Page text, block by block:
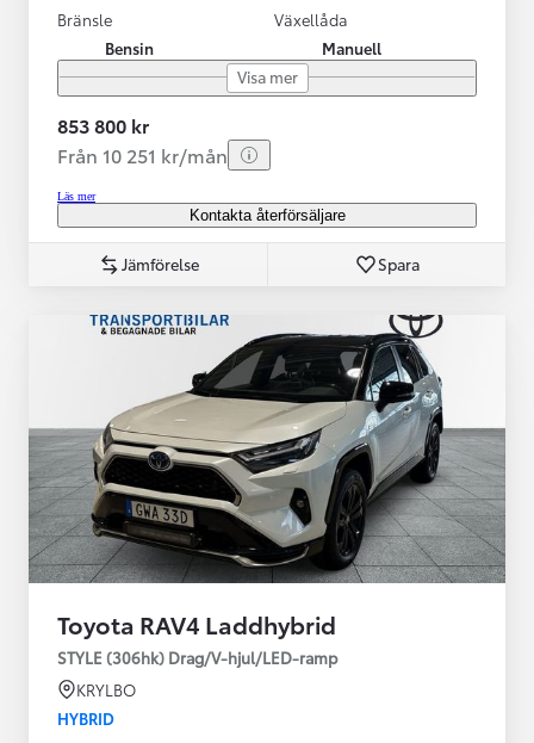
Bränsle
Bensin
Växellåda
Manuell
Visa mer
853 800 kr
Från 10 251 kr/mån
Läs mer
Kontakta återförsäljare
Jämförelse Spara
Toyota RAV4 Laddhybrid
STYLE (306hk) Drag/V-hjul/LED-ramp
KRYLBO
HYBRID